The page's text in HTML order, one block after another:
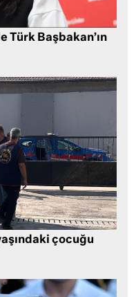
Türk Başbakan’ın
çocuğu